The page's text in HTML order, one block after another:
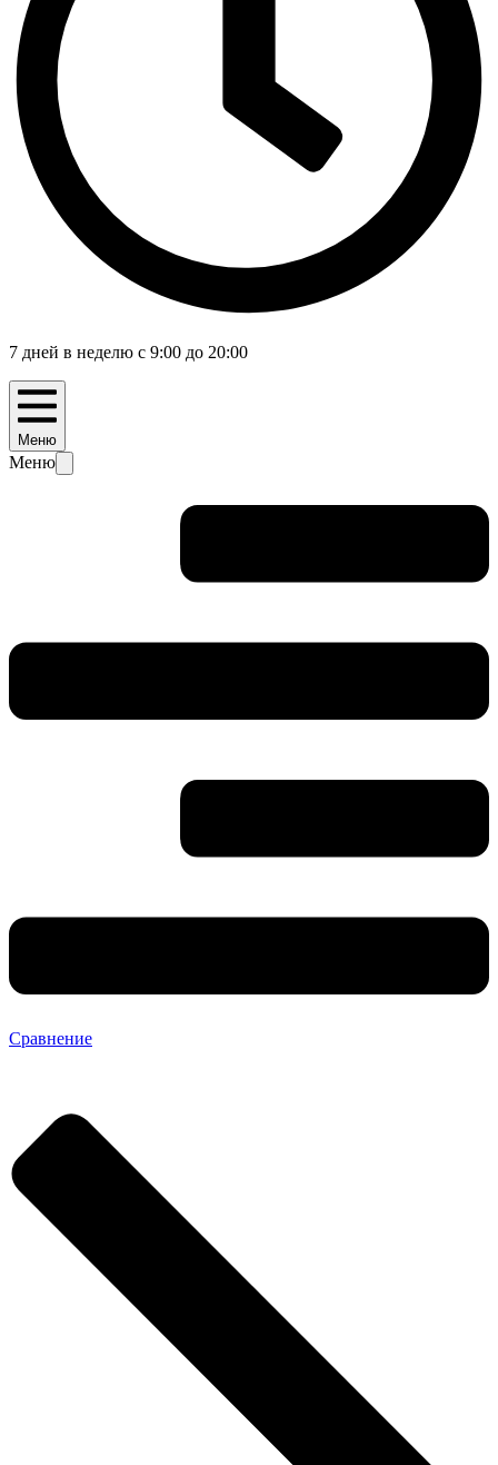
7 дней в неделю с 9:00 до 20:00
Меню
Меню
Сравнение